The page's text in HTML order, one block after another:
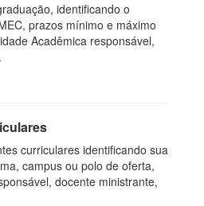
identificando o
prazos mínimo e máximo
Acadêmica responsável,
curriculares identificando sua
campus ou polo de oferta,
docente ministrante,